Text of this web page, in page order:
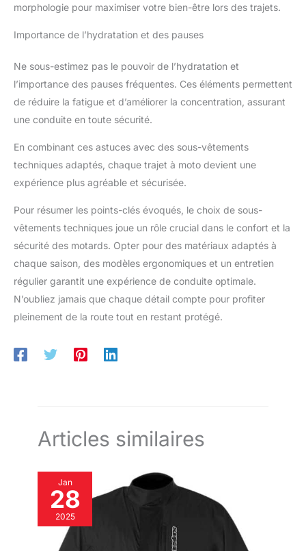
morphologie pour maximiser votre bien-être lors des trajets.
Importance de l’hydratation et des pauses
Ne sous-estimez pas le pouvoir de l’hydratation et
l’importance des pauses fréquentes. Ces éléments permettent
de réduire la fatigue et d’améliorer la concentration, assurant
une conduite en toute sécurité.
En combinant ces astuces avec des sous-vêtements
techniques adaptés, chaque trajet à moto devient une
expérience plus agréable et sécurisée.
Pour résumer les points-clés évoqués, le choix de sous-
vêtements techniques joue un rôle crucial dans le confort et la
sécurité des motards. Opter pour des matériaux adaptés à
chaque saison, des modèles ergonomiques et un entretien
régulier garantit une expérience de conduite optimale.
N’oubliez jamais que chaque détail compte pour profiter
pleinement de la route tout en restant protégé.
Articles similaires
Jan
28
2025